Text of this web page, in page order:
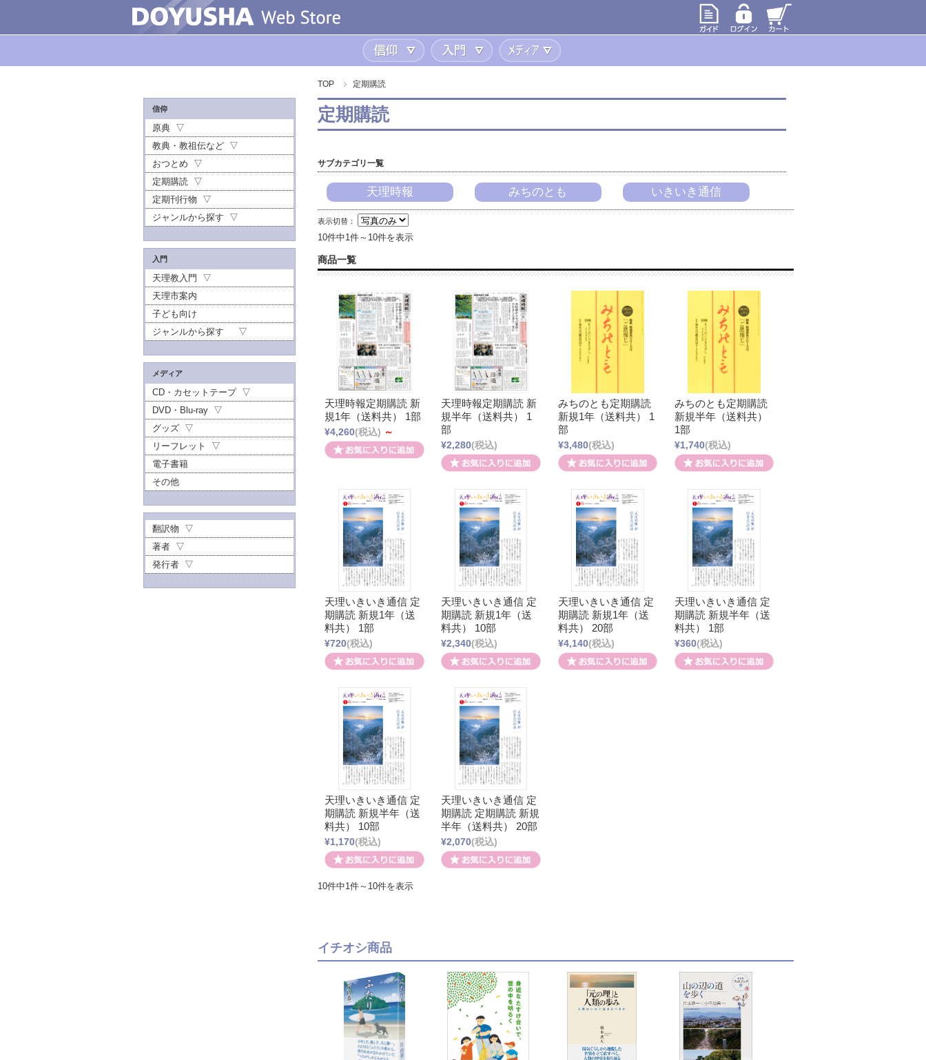
信仰 入門
TOP 定期購読
定期購読
サブカテゴリ一覧
天理時報 みちのとも いきいき通信
表示切替：
10件中1件～10件を表示
商品一覧
天理時報定期購読 新
規1年（送料共） 1部
¥4,260(税込) ～
天理時報定期購読 新
規半年（送料共） 1
部
¥2,280(税込)
みちのとも定期購読
新規1年（送料共） 1
部
¥3,480(税込)
みちのとも定期購読
新規半年（送料共）
1部
¥1,740(税込)
天理いきいき通信 定
期購読 新規1年（送
料共） 1部
¥720(税込)
天理いきいき通信 定
期購読 新規1年（送
料共） 10部
¥2,340(税込)
天理いきいき通信 定
期購読 新規1年（送
料共） 20部
¥4,140(税込)
天理いきいき通信 定
期購読 新規半年（送
料共） 1部
¥360(税込)
天理いきいき通信 定
期購読 新規半年（送
料共） 10部
¥1,170(税込)
天理いきいき通信 定
期購読 定期購読 新規
半年（送料共） 20部
¥2,070(税込)
10件中1件～10件を表示
イチオシ商品
信仰
原典
教典・教祖伝など
おつとめ
定期購読
定期刊行物
ジャンルから探す
入門
天理教入門
天理市案内
子ども向け
ジャンルから探す
メディア
CD・カセットテープ
DVD・Blu-ray
グッズ
リーフレット
電子書籍
その他
翻訳物
著者
発行者